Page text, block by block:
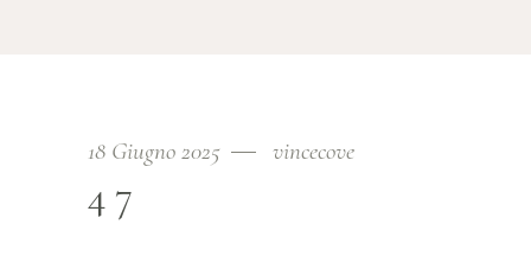
18 Giugno 2025 vincecove
47